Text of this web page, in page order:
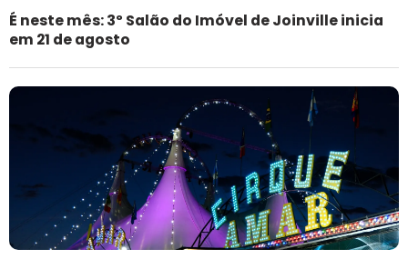
É neste mês: 3º Salão do Imóvel de Joinville inicia
em 21 de agosto